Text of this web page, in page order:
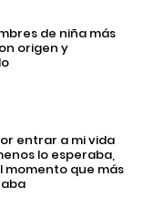
de niña más
origen y
entrar a mi vida
lo esperaba,
momento que más